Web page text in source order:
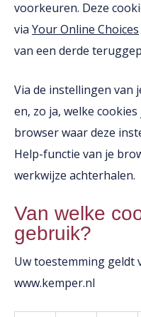
voorkeuren. Deze
via Your Online Choices
van een derde
Via de instellingen van
en, zo ja, welke
browser waar deze
Help-functie van je
werkwijze achterhalen.
Van welke
gebruik?
Uw toestemming geldt
www.kemper.nl